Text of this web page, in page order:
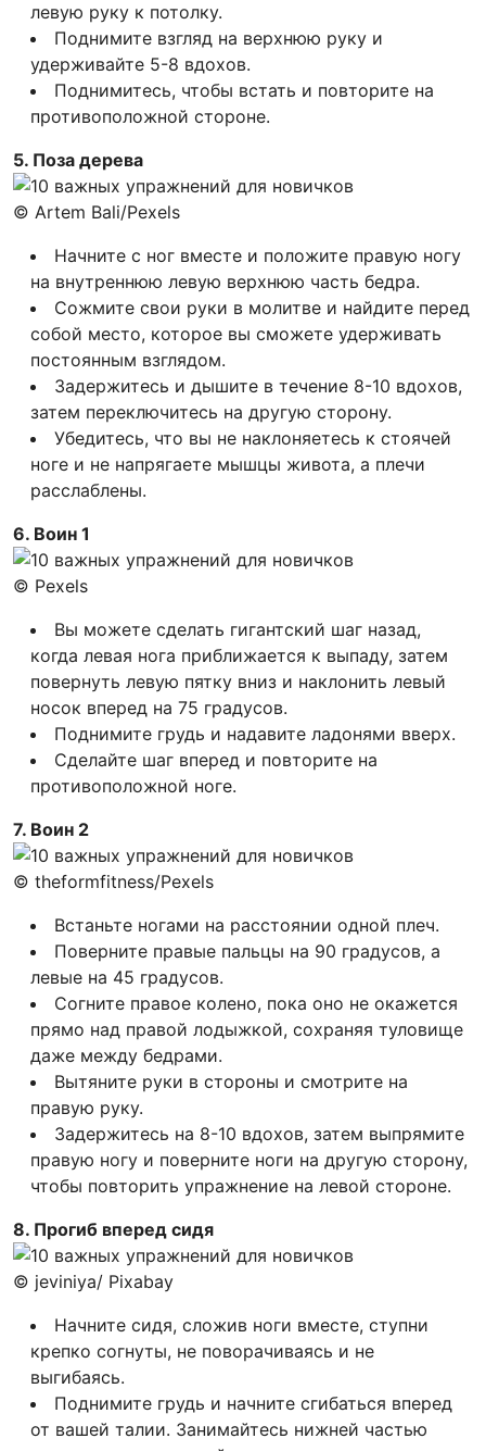
левую руку к потолку.
Поднимите взгляд на верхнюю руку и
удерживайте 5-8 вдохов.
Поднимитесь, чтобы встать и повторите на
противоположной стороне.
5. Поза дерева
© Artem Bali/Pexels
Начните с ног вместе и положите правую ногу
на внутреннюю левую верхнюю часть бедра.
Сожмите свои руки в молитве и найдите перед
собой место, которое вы сможете удерживать
постоянным взглядом.
Задержитесь и дышите в течение 8-10 вдохов,
затем переключитесь на другую сторону.
Убедитесь, что вы не наклоняетесь к стоячей
ноге и не напрягаете мышцы живота, а плечи
расслаблены.
6. Воин 1
© Pexels
Вы можете сделать гигантский шаг назад,
когда левая нога приближается к выпаду, затем
повернуть левую пятку вниз и наклонить левый
носок вперед на 75 градусов.
Поднимите грудь и надавите ладонями вверх.
Сделайте шаг вперед и повторите на
противоположной ноге.
7. Воин 2
© theformfitness/Pexels
Встаньте ногами на расстоянии одной плеч.
Поверните правые пальцы на 90 градусов, а
левые на 45 градусов.
Согните правое колено, пока оно не окажется
прямо над правой лодыжкой, сохраняя туловище
даже между бедрами.
Вытяните руки в стороны и смотрите на
правую руку.
Задержитесь на 8-10 вдохов, затем выпрямите
правую ногу и поверните ноги на другую сторону,
чтобы повторить упражнение на левой стороне.
8. Прогиб вперед сидя
© jeviniya/ Pixabay
Начните сидя, сложив ноги вместе, ступни
крепко согнуты, не поворачиваясь и не
выгибаясь.
Поднимите грудь и начните сгибаться вперед
от вашей талии. Занимайтесь нижней частью